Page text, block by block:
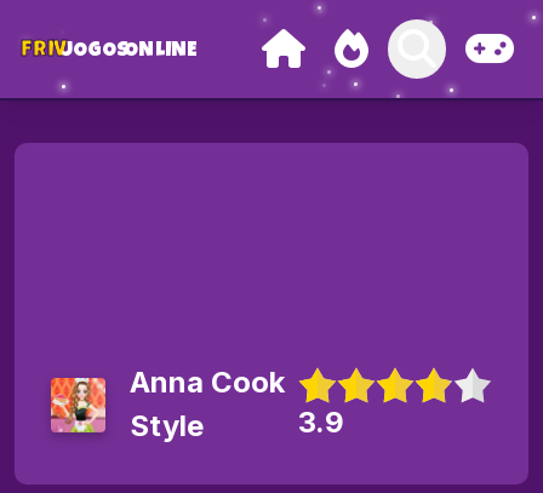
FRIVJOGOSONLINE
Anna Cook
Style
3.9